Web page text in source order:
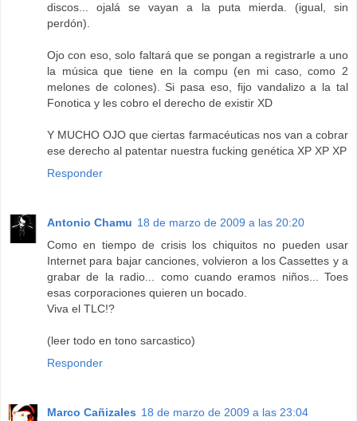
discos... ojalá se vayan a la puta mierda. (igual, sin
perdón).
Ojo con eso, solo faltará que se pongan a registrarle a uno
la música que tiene en la compu (en mi caso, como 2
melones de colones). Si pasa eso, fijo vandalizo a la tal
Fonotica y les cobro el derecho de existir XD
Y MUCHO OJO que ciertas farmacéuticas nos van a cobrar
ese derecho al patentar nuestra fucking genética XP XP XP
Responder
Antonio Chamu 18 de marzo de 2009 a las 20:20
Como en tiempo de crisis los chiquitos no pueden usar
Internet para bajar canciones, volvieron a los Cassettes y a
grabar de la radio... como cuando eramos niños... Toes
esas corporaciones quieren un bocado.
Viva el TLC!?
(leer todo en tono sarcastico)
Responder
Marco Cañizales 18 de marzo de 2009 a las 23:04